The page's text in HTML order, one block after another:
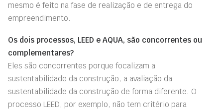
mesmo é feito na fase de realização e de entrega do
empreendimento.
Os dois processos, LEED e AQUA, são concorrentes ou
complementares?
Eles são concorrentes porque focalizam a
sustentabilidade da construção, a avaliação da
sustentabilidade da construção de forma diferente. O
processo LEED, por exemplo, não tem critério para